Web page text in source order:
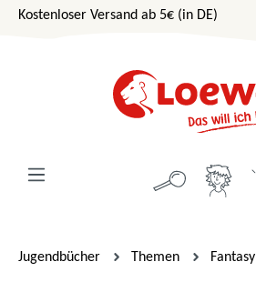
Zum Hauptinhalt springen
Kostenloser Versand ab 5€ (in DE)
Jugendbücher Themen Fantasy